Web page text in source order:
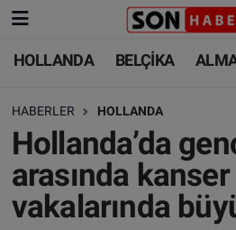
HOLLANDA BELÇİKA
HABERLER HOLLANDA
Hollanda’da
arasında kanser
vakalarında
HOLLANDA
BELÇİKA
ALMANYA
FRANSA
HOLLANDA
BELÇİKA
ALMANYA
TÜRKİYE
Nöbetçi Eczaneler
Hava Durumu
Trafik Durumu
Süper Lig Puan Durumu